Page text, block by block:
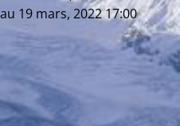
au 19 mars, 2022 17:00